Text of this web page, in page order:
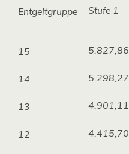
Entgeltgruppe Stufe 1
15 5.827,86
14 5.298,27
13 4.901,11
12 4.415,70